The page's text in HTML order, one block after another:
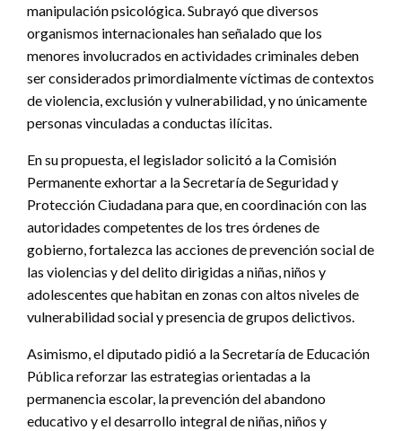
manipulación psicológica. Subrayó que diversos
organismos internacionales han señalado que los
menores involucrados en actividades criminales deben
ser considerados primordialmente víctimas de contextos
de violencia, exclusión y vulnerabilidad, y no únicamente
personas vinculadas a conductas ilícitas.
En su propuesta, el legislador solicitó a la Comisión
Permanente exhortar a la Secretaría de Seguridad y
Protección Ciudadana para que, en coordinación con las
autoridades competentes de los tres órdenes de
gobierno, fortalezca las acciones de prevención social de
las violencias y del delito dirigidas a niñas, niños y
adolescentes que habitan en zonas con altos niveles de
vulnerabilidad social y presencia de grupos delictivos.
Asimismo, el diputado pidió a la Secretaría de Educación
Pública reforzar las estrategias orientadas a la
permanencia escolar, la prevención del abandono
educativo y el desarrollo integral de niñas, niños y